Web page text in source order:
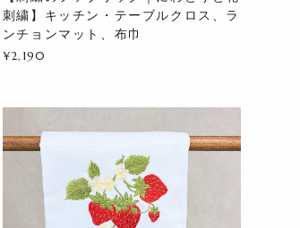
刺繍】キッチン・テーブルクロス、ラ
ンチョンマット、布巾
¥2,190